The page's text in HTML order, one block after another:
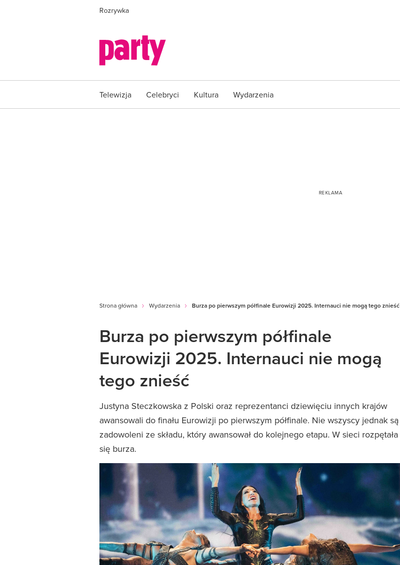
Rozrywka
Telewizja Celebryci Kultura Wydarzenia
Strona główna Wydarzenia Burza po pierwszym półfinale Eurowizji 2025. Internauci nie mogą tego znieść
Burza po pierwszym półfinale
Eurowizji 2025. Internauci nie mogą
tego znieść
Justyna Steczkowska z Polski oraz reprezentanci dziewięciu innych krajów
awansowali do finału Eurowizji po pierwszym półfinale. Nie wszyscy jednak są
zadowoleni ze składu, który awansował do kolejnego etapu. W sieci rozpętała
się burza.